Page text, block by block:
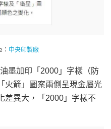
中央印製廠
墨加印「2000」字樣（防
火箭」圖案兩側呈現金屬光
差異大，「2000」字樣不